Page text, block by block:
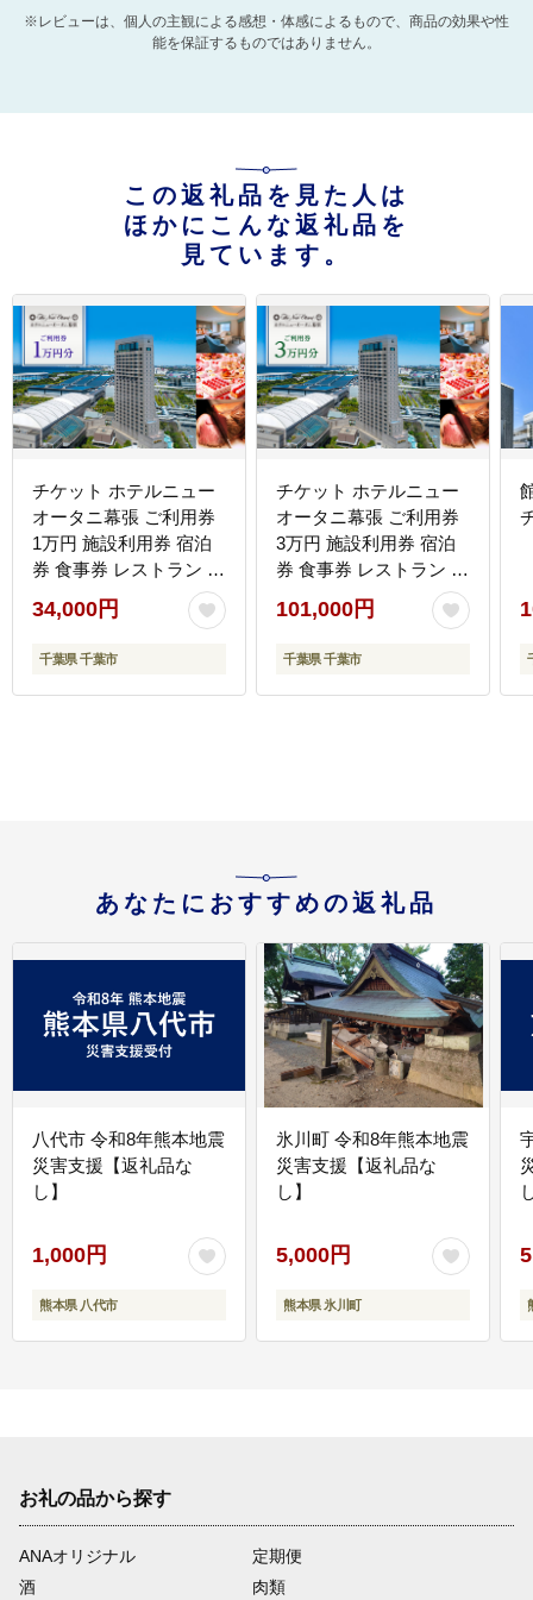
※レビューは、個人の主観による感想・体感によるもので、商品の効果や性
能を保証するものではありません。
この返礼品を見た人は
ほかにこんな返礼品を
見ています。
チケット ホテルニュー
オータニ幕張 ご利用券
1万円 施設利用券 宿泊
券 食事券 レストラン お
食事券 千葉市
34,000円
千葉県 千葉市
チケット ホテルニュー
オータニ幕張 ご利用券
3万円 施設利用券 宿泊
券 食事券 レストラン お
食事券 千葉市
101,000円
千葉県 千葉市
あなたにおすすめの返礼品
八代市 令和8年熊本地震
災害支援【返礼品な
し】
1,000円
熊本県 八代市
氷川町 令和8年熊本地震
災害支援【返礼品な
し】
5,000円
熊本県 氷川町
お礼の品から探す
ANAオリジナル
定期便
酒
肉類